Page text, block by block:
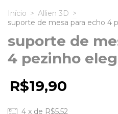
Início > Allien 3D >
suporte de mesa para echo 4
suporte de
4 pezinho
R$19,90
4 x de R$5,52